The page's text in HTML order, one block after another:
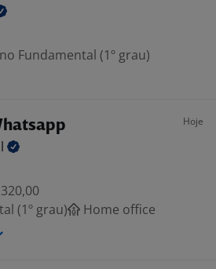
Fundamental (1º grau)
Hoje
(1º grau)
Home office